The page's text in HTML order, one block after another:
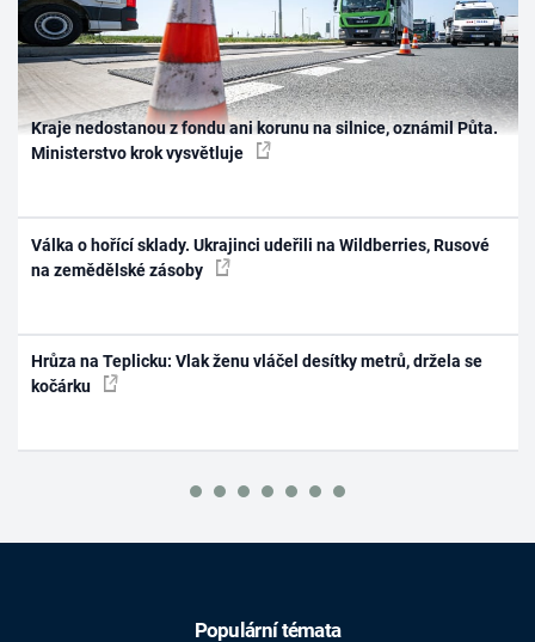
Kraje nedostanou z fondu ani korunu na silnice, oznámil Půta.
Ministerstvo krok vysvětluje
Válka o hořící sklady. Ukrajinci udeřili na Wildberries, Rusové
na zemědělské zásoby
Hrůza na Teplicku: Vlak ženu vláčel desítky metrů, držela se
kočárku
Populární témata